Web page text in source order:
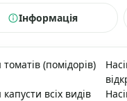
Інформація
томатів (помідорів)
всіх видів